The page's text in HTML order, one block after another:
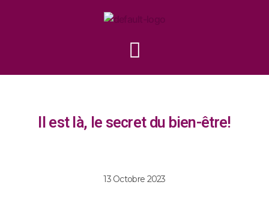
Il est là, le secret du bien-être!
13 Octobre 2023